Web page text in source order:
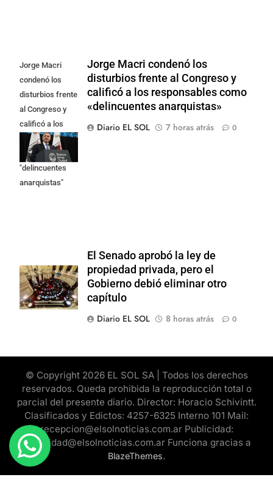
Jorge Macri
condenó los
disturbios frente
al Congreso y
calificó a los
responsables
como
"delincuentes
anarquistas"
Jorge Macri condenó los
disturbios frente al Congreso y
calificó a los responsables como
«delincuentes anarquistas»
Diario EL SOL
7 horas atrás 0
El Senado aprobó la ley de
propiedad privada, pero el
Gobierno debió eliminar otro
capítulo
Diario EL SOL
8 horas atrás 0
© Copyright 2026 EL SOL SA | Todos los derechos
reservados. Queda prohibida la reproducción total o
parcial del presente diario. Director: Horacio Schivintt.
Clasificados y Edictos: 4257-6325 Interno 101 Mail:
recepcion@elsolnoticias.com.ar Publicidad:
publicidad@elsolnoticias.com.ar Funciona gracias a
BlazeThemes.